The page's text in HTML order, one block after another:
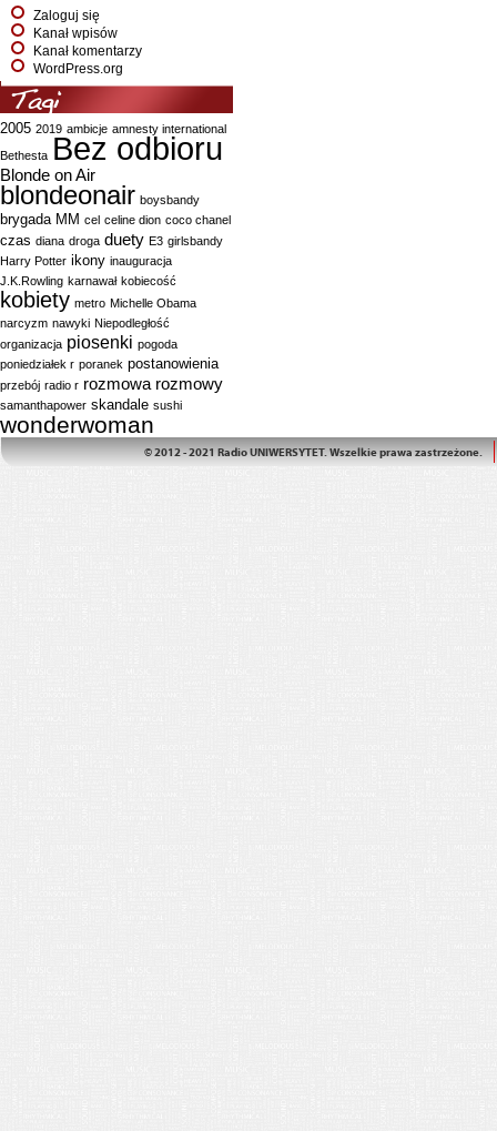
Zaloguj się
Kanał wpisów
Kanał komentarzy
WordPress.org
Tagi
2005 2019 ambicje amnesty international
Bethesta Bez odbioru
Blonde on Air
blondeonair boysbandy
brygada MM cel celine dion coco chanel
czas diana droga duety E3 girlsbandy
Harry Potter ikony inauguracja
J.K.Rowling karnawał kobiecość
kobiety metro Michelle Obama
narcyzm nawyki Niepodległość
organizacja piosenki pogoda
poniedziałek r poranek postanowienia
przebój radio r rozmowa rozmowy
samanthapower skandale sushi
wonderwoman
© 2012 - 2021 Radio UNIWERSYTET. Wszelkie prawa zastrzeżone.